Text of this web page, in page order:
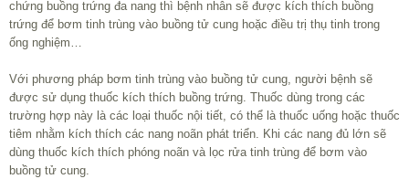
chứng buồng trứng đa nang thì bệnh nhân sẽ được kích thích buồng
trứng để bơm tinh trùng vào buồng tử cung hoặc điều trị thụ tinh trong
ống nghiệm…
Với phương pháp bơm tinh trùng vào buồng tử cung, người bệnh sẽ
được sử dụng thuốc kích thích buồng trứng. Thuốc dùng trong các
trường hợp này là các loại thuốc nội tiết, có thể là thuốc uống hoặc thuốc
tiêm nhằm kích thích các nang noãn phát triển. Khi các nang đủ lớn sẽ
dùng thuốc kích thích phóng noãn và lọc rửa tinh trùng để bơm vào
buồng tử cung.